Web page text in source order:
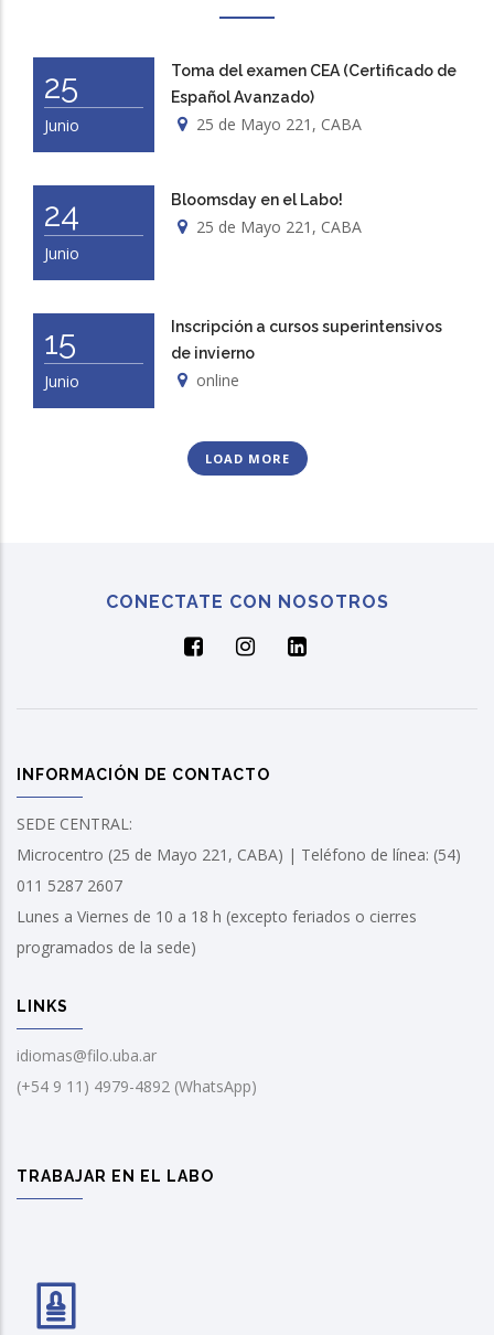
25
Junio
Toma del examen CEA (Certificado de
Español Avanzado)
25 de Mayo 221, CABA
24
Junio
Bloomsday en el Labo!
25 de Mayo 221, CABA
15
Junio
Inscripción a cursos superintensivos
de invierno
online
LOAD MORE
CONECTATE CON NOSOTROS
INFORMACIÓN DE CONTACTO
SEDE CENTRAL:
Microcentro (25 de Mayo 221, CABA) | Teléfono de línea: (54)
011 5287 2607
Lunes a Viernes de 10 a 18 h (excepto feriados o cierres
programados de la sede)
LINKS
idiomas@filo.uba.ar
(+54 9 11) 4979-4892 (WhatsApp)
TRABAJAR EN EL LABO